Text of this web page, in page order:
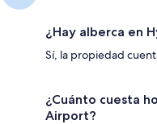
¿Hay alberca en
Sí, la propiedad
¿Cuánto cuesta
Airport?